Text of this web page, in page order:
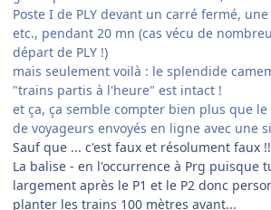
Poste I de PLY devant un carré fermé,
etc., pendant 20 mn (cas vécu de
départ de PLY !)
mais seulement voilà : le splendide
"trains partis à l'heure" est intact !
et ça, ça semble compter bien plus que le
de voyageurs envoyés en ligne avec une
Sauf que ... c'est faux et résolument faux
La balise - en l'occurrence à Prg puisque
largement après le P1 et le P2 donc
planter les trains 100 mètres avant...